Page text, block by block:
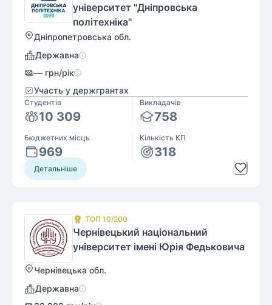
університет "Дніпровська
політехніка"
Дніпропетровська обл.
Державна
— грн/рік
Участь у держгрантах
Студентів
10 309
Викладачів
758
Бюджетних місць
969
Кількість КП
318
Детальніше
ТОП 10/200
Чернівецький національний
університет імені Юрія Федьковича
Чернівецька обл.
Державна